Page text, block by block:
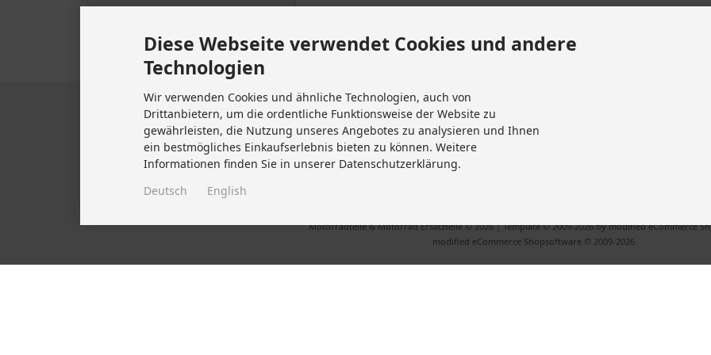
Fax +49 711 470 76 588
Email: info@biketeile-service.de
Kontakt
Lieferzeit
Vertrag widerrufen
Cookie Einstellungen
Entsorgung von Altbatterien
Motorradteile & Motorrad Ersatzteile © 2026 | Template © 2009-2026 by modified eCommerce
modified eCommerce Shopsoftware © 2009-2026
Diese Webseite verwendet Cookies und andere
Technologien
Wir verwenden Cookies und ähnliche Technologien, auch von
Drittanbietern, um die ordentliche Funktionsweise der Website zu
gewährleisten, die Nutzung unseres Angebotes zu analysieren und Ihnen
ein bestmögliches Einkaufserlebnis bieten zu können. Weitere
Informationen finden Sie in unserer Datenschutzerklärung.
Deutsch English